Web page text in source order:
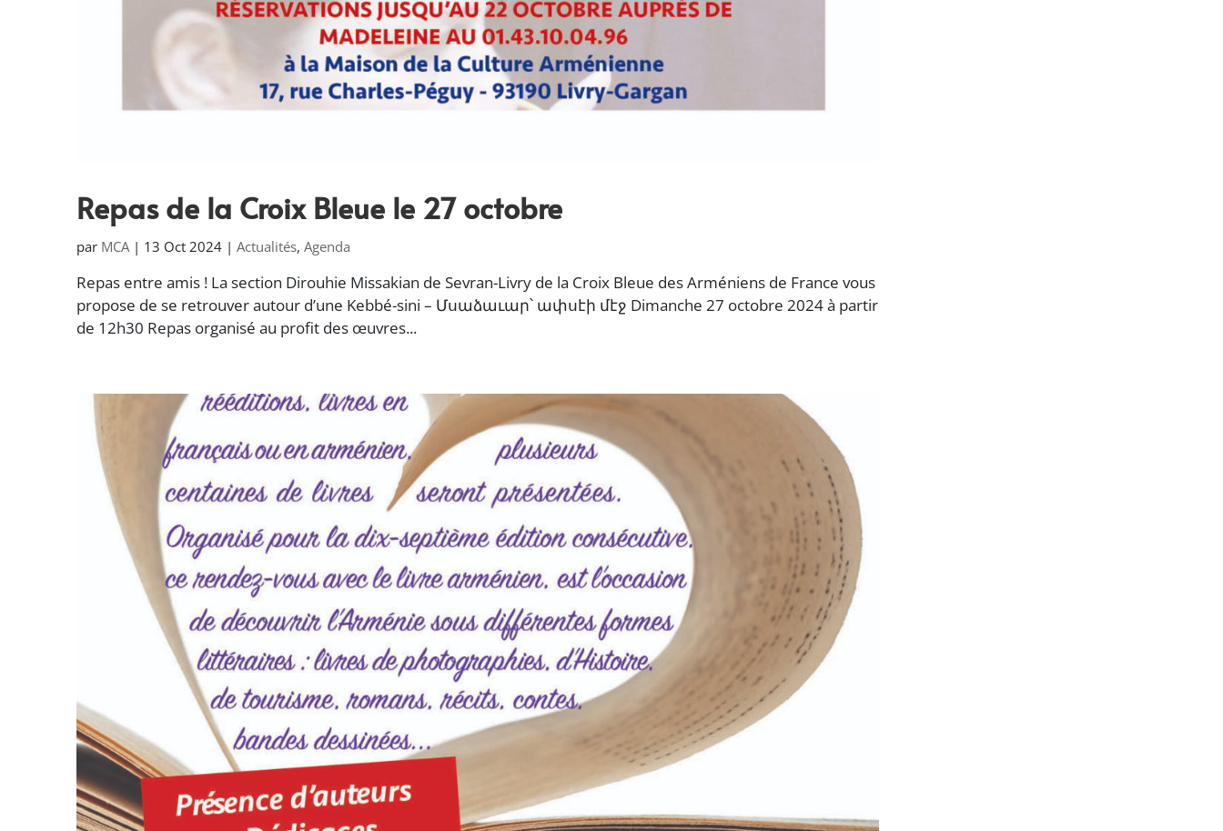
Repas de la Croix Bleue le 27 octobre
par MCA | 13 Oct 2024 | Actualités, Agenda
Repas entre amis ! La section Dirouhie Missakian de Sevran-Livry de la Croix Bleue des Arméniens de France vous
propose de se retrouver autour d’une Kebbé-sini – Մսաձաւար՝ ափսէի մէջ Dimanche 27 octobre 2024 à partir
de 12h30 Repas organisé au profit des œuvres...